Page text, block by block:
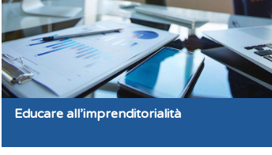
Educare all’imprenditorialità